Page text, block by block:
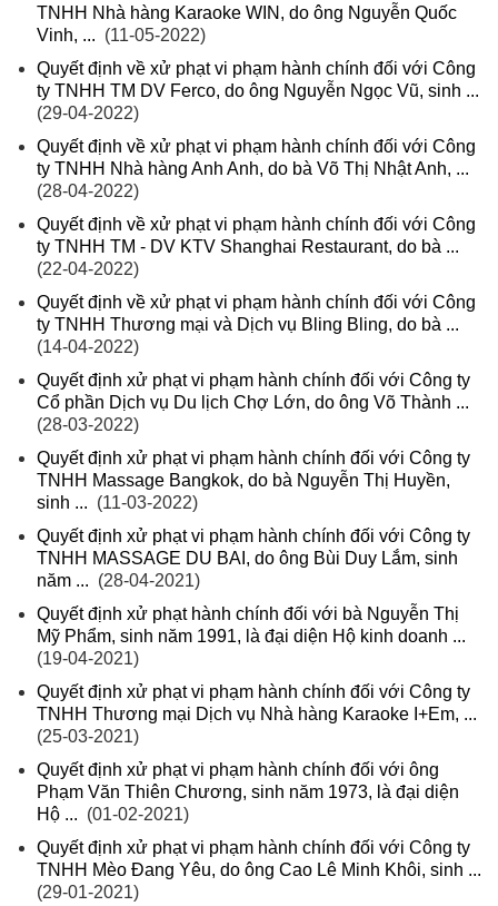
TNHH Nhà hàng Karaoke WIN, do ông Nguyễn Quốc
Vinh, ... (11-05-2022)
Quyết định về xử phạt vi phạm hành chính đối với Công
ty TNHH TM DV Ferco, do ông Nguyễn Ngọc Vũ, sinh ...
(29-04-2022)
Quyết định về xử phạt vi phạm hành chính đối với Công
ty TNHH Nhà hàng Anh Anh, do bà Võ Thị Nhật Anh, ...
(28-04-2022)
Quyết định về xử phạt vi phạm hành chính đối với Công
ty TNHH TM - DV KTV Shanghai Restaurant, do bà ...
(22-04-2022)
Quyết định về xử phạt vi phạm hành chính đối với Công
ty TNHH Thương mại và Dịch vụ Bling Bling, do bà ...
(14-04-2022)
Quyết định xử phạt vi phạm hành chính đối với Công ty
Cổ phần Dịch vụ Du lịch Chợ Lớn, do ông Võ Thành ...
(28-03-2022)
Quyết định xử phạt vi phạm hành chính đối với Công ty
TNHH Massage Bangkok, do bà Nguyễn Thị Huyền,
sinh ... (11-03-2022)
Quyết định xử phạt vi phạm hành chính đối với Công ty
TNHH MASSAGE DU BAI, do ông Bùi Duy Lắm, sinh
năm ... (28-04-2021)
Quyết định xử phạt hành chính đối với bà Nguyễn Thị
Mỹ Phẩm, sinh năm 1991, là đại diện Hộ kinh doanh ...
(19-04-2021)
Quyết định xử phạt vi phạm hành chính đối với Công ty
TNHH Thương mại Dịch vụ Nhà hàng Karaoke I+Em, ...
(25-03-2021)
Quyết định xử phạt vi phạm hành chính đối với ông
Phạm Văn Thiên Chương, sinh năm 1973, là đại diện
Hộ ... (01-02-2021)
Quyết định xử phạt vi phạm hành chính đối với Công ty
TNHH Mèo Đang Yêu, do ông Cao Lê Minh Khôi, sinh ...
(29-01-2021)